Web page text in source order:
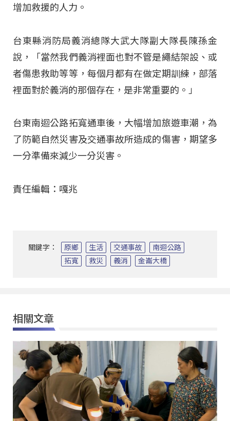
增加救援的人力。
台東縣消防局義消總隊大武大隊副大隊長陳孫金
說，「當然我們義消裡面也對不管是繩結架設、或
者傷患救助等等，每個月都有在做定期訓練，部落
裡面對於義消的那個存在，是非常重要的。」
台東南迴公路拓寬通車後，大幅增加旅遊車潮，為
了防範自然災害及交通事故所造成的傷害，期望多
一分準備來減少一分災害。
責任編輯：嘎兆
關鍵字： 原鄉 生活 交通事故
南迴公路
拓寬
救災 義消 金崙大橋
相關文章